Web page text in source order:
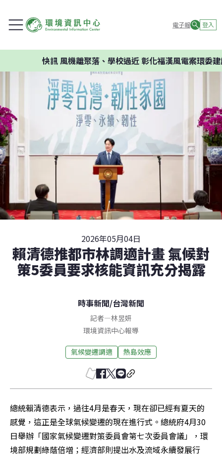
電子報 登入
風機離聚落、學校過近 彰化福漢風電案環委建議不
2026年05月04日
賴清德推都市林調適計畫 氣候對
策5委員要求核能資訊充分揭露
時事新聞/台灣新聞
記者—林昱妍
環境資訊中心報導
氣候變遷調適 熱島效應
總統賴清德表示，過往4月是春天，現在卻已經有夏天的
感覺，這正是全球氣候變遷的現在進行式。總統府4月30
日舉辦「國家氣候變遷對策委員會第七次委員會議」，環
境部規劃綠蔭倍增；經濟部則提出水及流域永續發展行